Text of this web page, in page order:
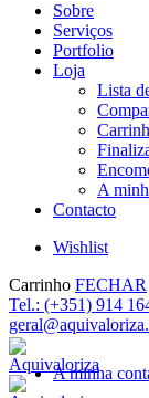
Sobre
Serviços
Portfolio
Loja
Lista
A
Contacto
Wishlist
Carrinho FECHAR
Tel.: (+351) 914
A minha